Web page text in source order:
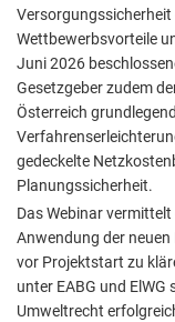
Wettbewerbsvorteile
Juni 2026
Gesetzgeber zudem
Österreich
gedeckelte
Planungssicherheit.
Das Webinar
Anwendung der neuen
vor Projektstart zu
unter EABG und
Umweltrecht